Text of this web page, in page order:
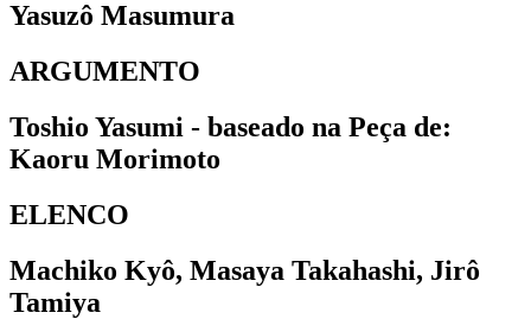
Yasuzô Masumura
ARGUMENTO
Toshio Yasumi - baseado na Peça de:
Kaoru Morimoto
ELENCO
Machiko Kyô, Masaya Takahashi, Jirô
Tamiya